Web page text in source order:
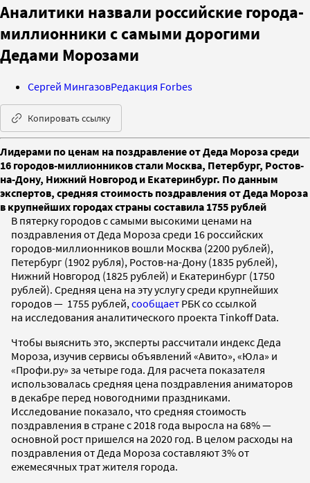
Аналитики назвали российские города-
миллионники с самыми дорогими
Дедами Морозами
Сергей МингазовРедакция Forbes
Копировать ссылку
Лидерами по ценам на поздравление от Деда Мороза среди
16 городов-миллионников стали Москва, Петербург, Ростов-
на-Дону, Нижний Новгород и Екатеринбург. По данным
экспертов, средняя стоимость поздравления от Деда Мороза
в крупнейших городах страны составила 1755 рублей
В пятерку городов с самыми высокими ценами на
поздравления от Деда Мороза среди 16 российских
городов-миллионников вошли Москва (2200 рублей),
Петербург (1902 рубля), Ростов-на-Дону (1835 рублей),
Нижний Новгород (1825 рублей) и Екатеринбург (1750
рублей). Средняя цена на эту услугу среди крупнейших
городов — 1755 рублей, сообщает РБК со ссылкой
на исследования аналитического проекта Tinkoff Data.
Чтобы выяснить это, эксперты рассчитали индекс Деда
Мороза, изучив сервисы объявлений «Авито», «Юла» и
«Профи.ру» за четыре года. Для расчета показателя
использовалась средняя цена поздравления аниматоров
в декабре перед новогодними праздниками.
Исследование показало, что средняя стоимость
поздравления в стране с 2018 года выросла на 68% —
основной рост пришелся на 2020 год. В целом расходы на
поздравления от Деда Мороза составляют 3% от
ежемесячных трат жителя города.